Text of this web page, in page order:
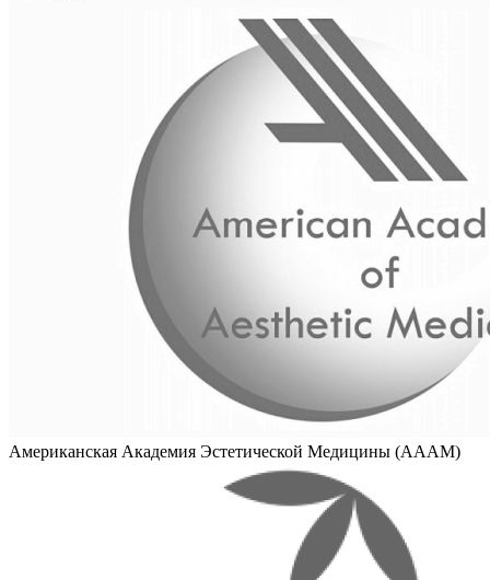
Американская Академия Эстетической Медицины (AAAM)